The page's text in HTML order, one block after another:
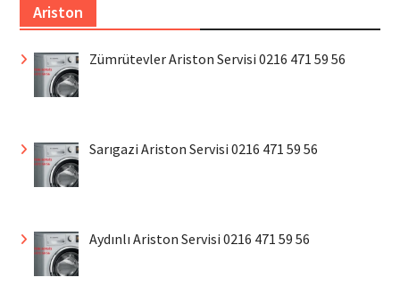
Ariston
Zümrütevler Ariston Servisi 0216 471 59 56
Sarıgazi Ariston Servisi 0216 471 59 56
Aydınlı Ariston Servisi 0216 471 59 56